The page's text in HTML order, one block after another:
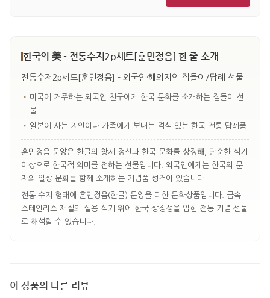
한국의 美 - 전통수저2p세트[훈민정음] 한 줄 소개
전통수저2p세트[훈민정음] - 외국인·해외지인 집들이/답례 선물
• 미국에 거주하는 외국인 친구에게 한국 문화를 소개하는 집들이 선
물
• 일본에 사는 지인이나 가족에게 보내는 격식 있는 한국 전통 답례품
훈민정음 문양은 한글의 창제 정신과 한국 문화를 상징해, 단순한 식기
이상으로 한국적 의미를 전하는 선물입니다. 외국인에게는 한국의 문
자와 일상 문화를 함께 소개하는 기념품 성격이 있습니다.
전통 수저 형태에 훈민정음(한글) 문양을 더한 문화상품입니다. 금속
스테인리스 재질의 실용 식기 위에 한국 상징성을 입힌 전통 기념 선물
로 해석할 수 있습니다.
이 상품의 다른 리뷰